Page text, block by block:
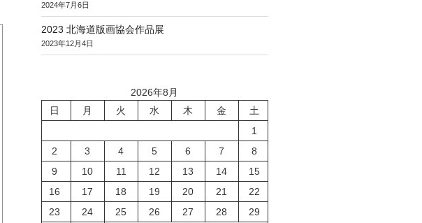
2024年7月6日
2023 北海道版画協会作品展
2023年12月4日
2026年8月
日
月 火 水 木 金
土
1
2
3 4 5 6 7
8
9
10 11 12 13 14
15
16
17 18 19 20 21
22
23
24 25 26 27 28
29